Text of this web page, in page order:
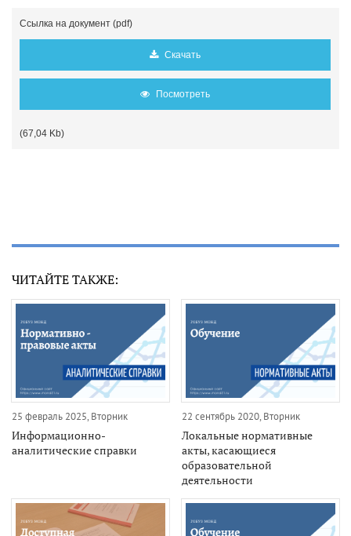
Ссылка на документ (pdf)
Скачать
Посмотреть
(67,04 Kb)
ЧИТАЙТЕ ТАКЖЕ:
25 февраль 2025, Вторник
Информационно-
аналитические справки
22 сентябрь 2020, Вторник
Локальные нормативные
акты, касающиеся
образовательной
деятельности